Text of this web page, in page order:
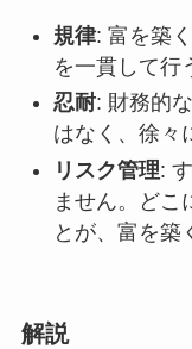
規律: 富を築
を一貫して行
忍耐: 財務的
はなく、徐々
リスク管理:
ません。どこ
とが、富を築
解説